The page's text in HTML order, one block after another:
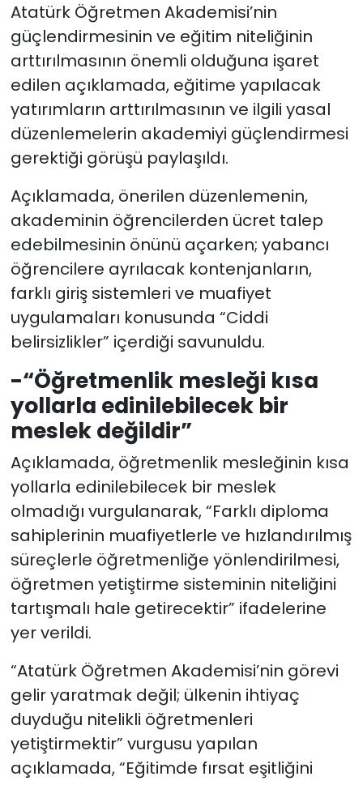
Atatürk Öğretmen Akademisi’nin
güçlendirmesinin ve eğitim niteliğinin
arttırılmasının önemli olduğuna işaret
edilen açıklamada, eğitime yapılacak
yatırımların arttırılmasının ve ilgili yasal
düzenlemelerin akademiyi güçlendirmesi
gerektiği görüşü paylaşıldı.
Açıklamada, önerilen düzenlemenin,
akademinin öğrencilerden ücret talep
edebilmesinin önünü açarken; yabancı
öğrencilere ayrılacak kontenjanların,
farklı giriş sistemleri ve muafiyet
uygulamaları konusunda “Ciddi
belirsizlikler” içerdiği savunuldu.
-“Öğretmenlik mesleği kısa
yollarla edinilebilecek bir
meslek değildir”
Açıklamada, öğretmenlik mesleğinin kısa
yollarla edinilebilecek bir meslek
olmadığı vurgulanarak, “Farklı diploma
sahiplerinin muafiyetlerle ve hızlandırılmış
süreçlerle öğretmenliğe yönlendirilmesi,
öğretmen yetiştirme sisteminin niteliğini
tartışmalı hale getirecektir” ifadelerine
yer verildi.
“Atatürk Öğretmen Akademisi’nin görevi
gelir yaratmak değil; ülkenin ihtiyaç
duyduğu nitelikli öğretmenleri
yetiştirmektir” vurgusu yapılan
açıklamada, “Eğitimde fırsat eşitliğini